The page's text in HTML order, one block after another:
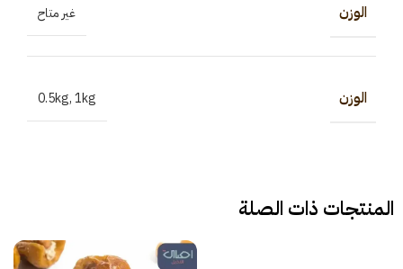
الوزن غير متاح
الوزن 0.5kg,1kg
المنتجات ذات الصلة